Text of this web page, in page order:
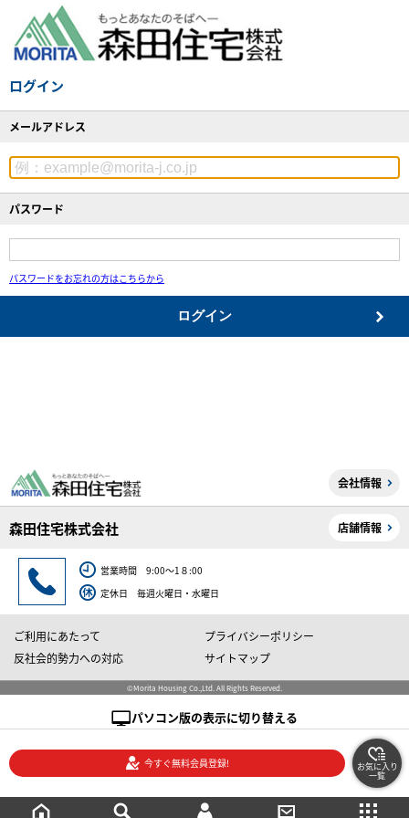
ログイン
メールアドレス
パスワード
パスワードをお忘れの方はこちらから
ログイン
会社情報
森田住宅株式会社 店舗情報
営業時間 9:00～1８:00
定休日 毎週火曜日・水曜日
ご利用にあたって
プライバシーポリシー
反社会的勢力への対応
サイトマップ
©Morita Housing Co.,Ltd. All Rights Reserved.
パソコン版の表示に切り替える
今すぐ無料会員登録! お気に入り
一覧